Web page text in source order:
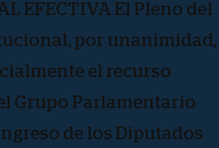
EFECTIVA El Pleno del
por unanimidad,
el recurso
Grupo Parlamentario
de los Diputados